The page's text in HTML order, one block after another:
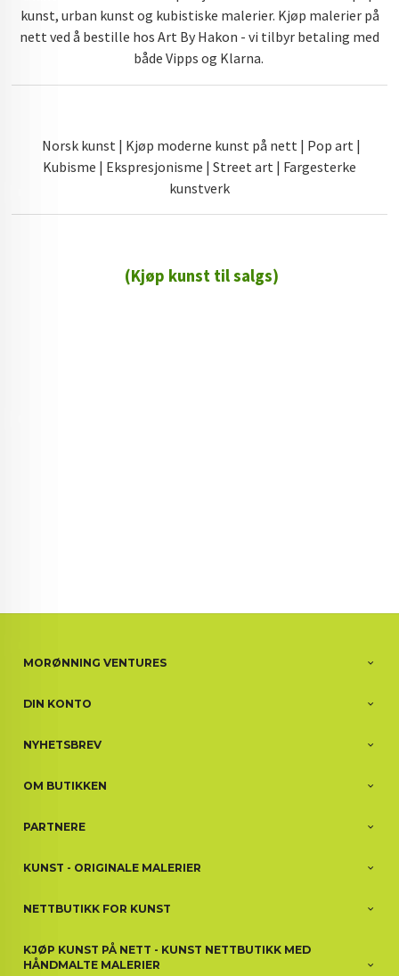
kunst, urban kunst og kubistiske malerier. Kjøp malerier på
nett ved å bestille hos Art By Hakon - vi tilbyr betaling med
både Vipps og Klarna.
Norsk kunst | Kjøp moderne kunst på nett | Pop art |
Kubisme | Ekspresjonisme | Street art | Fargesterke
kunstverk
(Kjøp kunst til salgs)
MORØNNING VENTURES
DIN KONTO
NYHETSBREV
OM BUTIKKEN
PARTNERE
KUNST - ORIGINALE MALERIER
NETTBUTIKK FOR KUNST
KJØP KUNST PÅ NETT - KUNST NETTBUTIKK MED
HÅNDMALTE MALERIER